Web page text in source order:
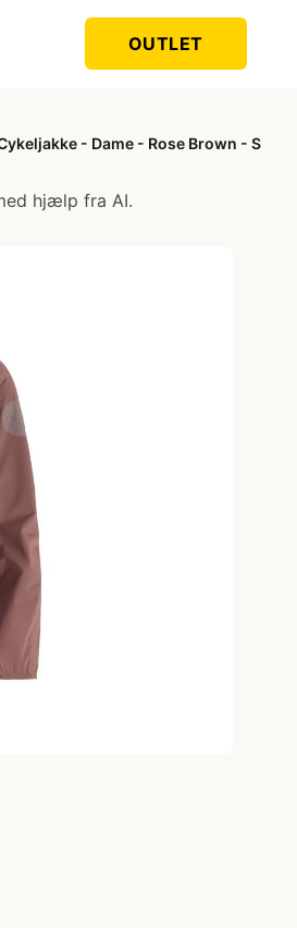
OUTLET
- Dame - Rose Brown - S
hjælp fra AI.